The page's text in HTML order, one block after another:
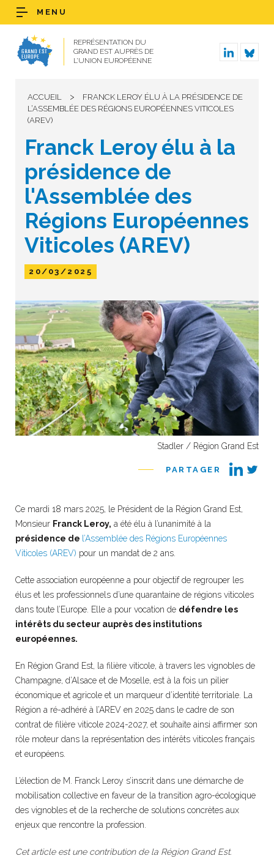
REPRÉSENTATION DU
GRAND EST AUPRÈS DE
L’UNION EUROPÉENNE
MENU
ACCUEIL >
FRANCK LEROY ÉLU À LA PRÉSIDENCE DE
L’ASSEMBLÉE DES RÉGIONS EUROPÉENNES VITICOLES
(AREV)
Franck Leroy élu à la
présidence de
l'Assemblée des
Régions Européennes
Viticoles (AREV)
20/03/2025
Stadler / Région Grand Est
PARTAGER
Ce mardi 18 mars 2025, le Président de la Région Grand Est,
Monsieur Franck Leroy, a été élu à l’unanimité à la
présidence de l’Assemblée des Régions Européennes
Viticoles (AREV) pour un mandat de 2 ans.
Cette association européenne a pour objectif de regrouper les
élus et les professionnels d’une quarantaine de régions viticoles
dans toute l’Europe. Elle a pour vocation de défendre les
intérêts du secteur auprès des institutions
européennes.
En Région Grand Est, la filière viticole, à travers les vignobles de
Champagne, d’Alsace et de Moselle, est à la fois un pilier
économique et agricole et un marqueur d’identité territoriale. La
Région a ré-adhéré à l’AREV en 2025 dans le cadre de son
contrat de filière viticole 2024-2027, et souhaite ainsi affirmer son
rôle moteur dans la représentation des intérêts viticoles français
et européens.
L’élection de M. Franck Leroy s’inscrit dans une démarche de
mobilisation collective en faveur de la transition agro-écologique
des vignobles et de la recherche de solutions concrètes aux
enjeux que rencontre la profession.
Cet article est une contribution de la Région Grand Est.